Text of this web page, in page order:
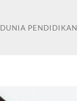
DUNIA PENDIDIKAN